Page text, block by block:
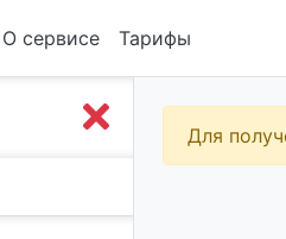
О сервисе Тарифы
Для